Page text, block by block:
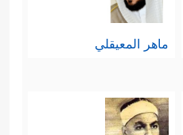
ماهر المعيقلي